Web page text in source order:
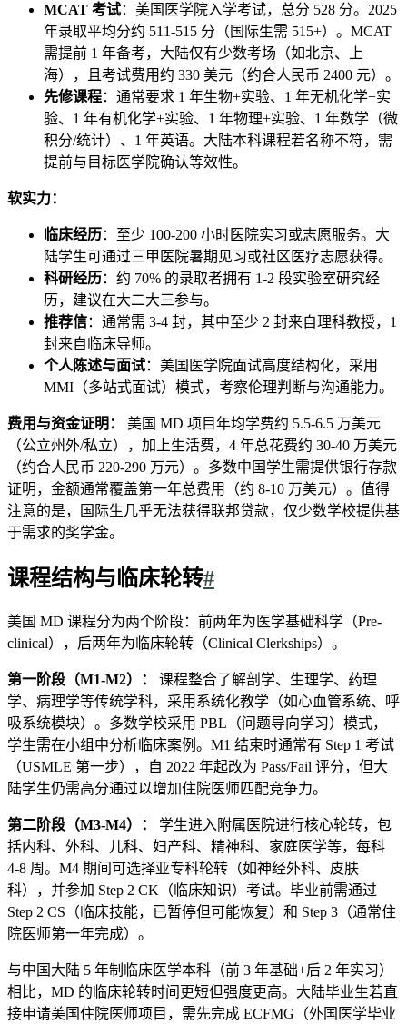
MCAT 考试：美国医学院入学考试，总分 528 分。2025
年录取平均分约 511-515 分（国际生需 515+）。MCAT
需提前 1 年备考，大陆仅有少数考场（如北京、上
海），且考试费用约 330 美元（约合人民币 2400 元）。
先修课程：通常要求 1 年生物+实验、1 年无机化学+实
验、1 年有机化学+实验、1 年物理+实验、1 年数学（微
积分/统计）、1 年英语。大陆本科课程若名称不符，需
提前与目标医学院确认等效性。
软实力：
临床经历：至少 100-200 小时医院实习或志愿服务。大
陆学生可通过三甲医院暑期见习或社区医疗志愿获得。
科研经历：约 70% 的录取者拥有 1-2 段实验室研究经
历，建议在大二大三参与。
推荐信：通常需 3-4 封，其中至少 2 封来自理科教授，1
封来自临床导师。
个人陈述与面试：美国医学院面试高度结构化，采用
MMI（多站式面试）模式，考察伦理判断与沟通能力。
费用与资金证明：
美国 MD 项目年均学费约 5.5-6.5 万美元
（公立州外/私立），加上生活费，4 年总花费约 30-40 万美元
（约合人民币 220-290 万元）。多数中国学生需提供银行存款
证明，金额通常覆盖第一年总费用（约 8-10 万美元）。值得
注意的是，国际生几乎无法获得联邦贷款，仅少数学校提供基
于需求的奖学金。
课程结构与临床轮转#
美国 MD 课程分为两个阶段：前两年为医学基础科学（Pre-
clinical），后两年为临床轮转（Clinical Clerkships）。
第一阶段（M1-M2）：
课程整合了解剖学、生理学、药理
学、病理学等传统学科，采用系统化教学（如心血管系统、呼
吸系统模块）。多数学校采用 PBL（问题导向学习）模式，
学生需在小组中分析临床案例。M1 结束时通常有 Step 1 考试
（USMLE 第一步），自 2022 年起改为 Pass/Fail 评分，但大
陆学生仍需高分通过以增加住院医师匹配竞争力。
第二阶段（M3-M4）：
学生进入附属医院进行核心轮转，包
括内科、外科、儿科、妇产科、精神科、家庭医学等，每科
4-8 周。M4 期间可选择亚专科轮转（如神经外科、皮肤
科），并参加 Step 2 CK（临床知识）考试。毕业前需通过
Step 2 CS（临床技能，已暂停但可能恢复）和 Step 3（通常住
院医师第一年完成）。
与中国大陆 5 年制临床医学本科（前 3 年基础+后 2 年实习）
相比，MD 的临床轮转时间更短但强度更高。大陆毕业生若直
接申请美国住院医师项目，需先完成 ECFMG（外国医学毕业